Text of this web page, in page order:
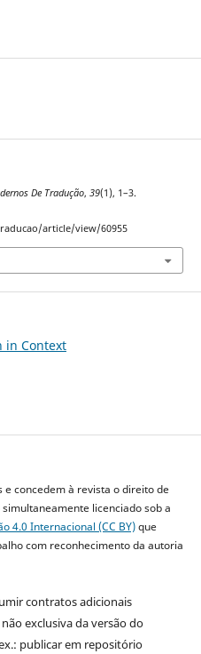
De Tradução, 39(1), 1–3.
article/view/60955
in Context
concedem à revista o direito de
licenciado sob a
4.0 Internacional (CC BY)que
com reconhecimento da autoria
contratos adicionais
exclusiva da versão do
publicar em repositório